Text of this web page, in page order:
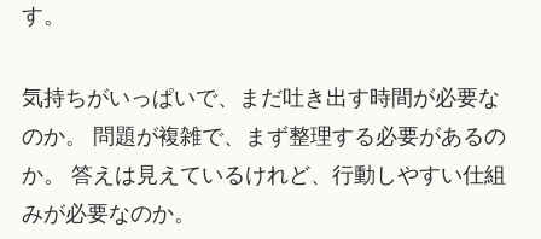
す。
気持ちがいっぱいで、まだ吐き出す時間が必要な
のか。 問題が複雑で、まず整理する必要があるの
か。 答えは見えているけれど、行動しやすい仕組
みが必要なのか。